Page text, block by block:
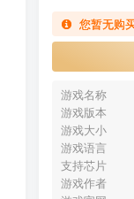
您暂无购
游戏名称
游戏版本
游戏大小
游戏语言
支持芯片
游戏作者